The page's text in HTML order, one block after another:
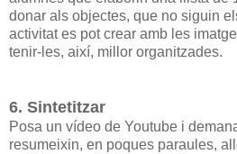
donar als objectes, que no siguin
activitat es pot crear amb les
tenir-les, així, millor organitzades.
6. Sintetitzar
Posa un vídeo de Youtube i
resumeixin, en poques paraules,